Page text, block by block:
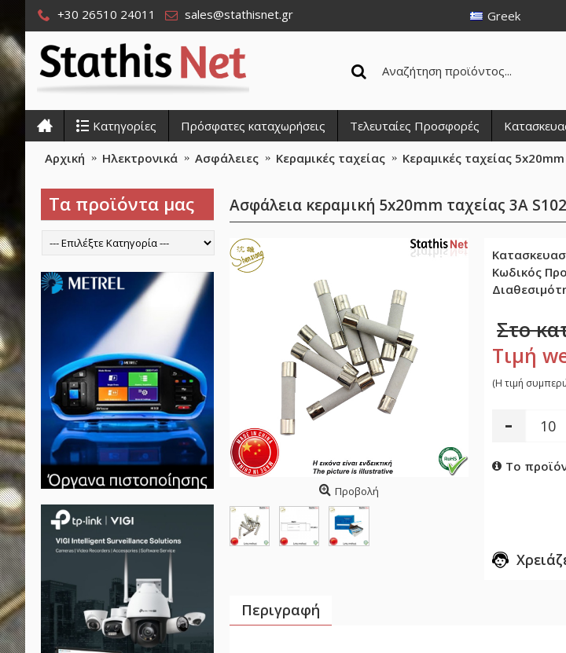
+30 26510 24011 sales@stathisnet.gr Greek
Κατηγορίες Πρόσφατες καταχωρήσεις Τελευταίες Προσφορές
Αρχική Ηλεκτρονικά Ασφάλειες Κεραμικές ταχείας Κεραμικές ταχείας 5x20mm
Τα προϊόντα μας Ασφάλεια κεραμική 5x20mm ταχείας 3Α
Προβολή
Κωδικός
Στο
Τιμή
(H τιμή
-
Το
Περιγραφή